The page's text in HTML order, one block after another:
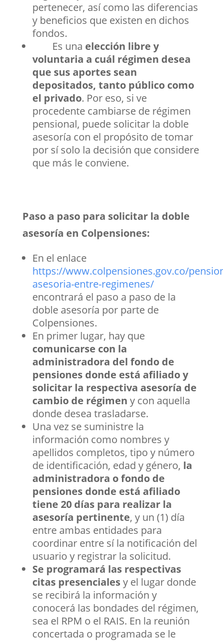
pertenecer, así como las diferencias
y beneficios que existen en dichos
fondos.
Es una elección libre y
voluntaria a cuál régimen desea
que sus aportes sean
depositados, tanto público como
el privado. Por eso, si ve
procedente cambiarse de régimen
pensional, puede solicitar la doble
asesoría con el propósito de tomar
por sí solo la decisión que considere
que más le conviene.
Paso a paso para solicitar la doble
asesoría en Colpensiones:
En el enlace
https://www.colpensiones.gov.co/
asesoria-entre-regimenes/
encontrará el paso a paso de la
doble asesoría por parte de
Colpensiones.
En primer lugar, hay que
comunicarse con la
administradora del fondo de
pensiones donde está afiliado y
solicitar la respectiva asesoría de
cambio de régimen y con aquella
donde desea trasladarse.
Una vez se suministre la
información como nombres y
apellidos completos, tipo y número
de identificación, edad y género, la
administradora o fondo de
pensiones donde está afiliado
tiene 20 días para realizar la
asesoría pertinente, y un (1) día
entre ambas entidades para
coordinar entre sí la notificación del
usuario y registrar la solicitud.
Se programará las respectivas
citas presencialesy el lugar donde
se recibirá la información y
conocerá las bondades del régimen,
sea el RPM o el RAIS. En la reunión
concertada o programada se le